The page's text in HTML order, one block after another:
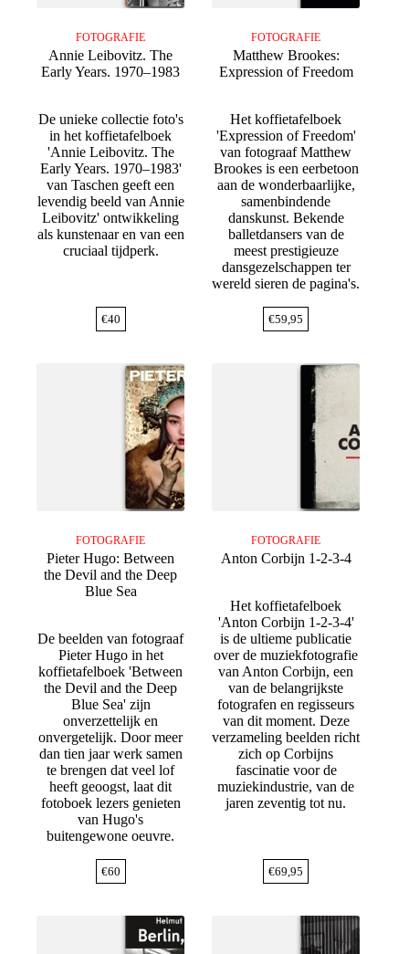
FOTOGRAFIE
Annie Leibovitz. The
Early Years. 1970–1983
De unieke collectie foto's
in het koffietafelboek
'Annie Leibovitz. The
Early Years. 1970–1983'
van Taschen geeft een
levendig beeld van Annie
Leibovitz' ontwikkeling
als kunstenaar en van een
cruciaal tijdperk.
€40
FOTOGRAFIE
Matthew Brookes:
Expression of Freedom
Het koffietafelboek
'Expression of Freedom'
van fotograaf Matthew
Brookes is een eerbetoon
aan de wonderbaarlijke,
samenbindende
danskunst. Bekende
balletdansers van de
meest prestigieuze
dansgezelschappen ter
wereld sieren de pagina's.
€59,95
FOTOGRAFIE
Pieter Hugo: Between
the Devil and the Deep
Blue Sea
De beelden van fotograaf
Pieter Hugo in het
koffietafelboek 'Between
the Devil and the Deep
Blue Sea' zijn
onverzettelijk en
onvergetelijk. Door meer
dan tien jaar werk samen
te brengen dat veel lof
heeft geoogst, laat dit
fotoboek lezers genieten
van Hugo's
buitengewone oeuvre.
€60
FOTOGRAFIE
Anton Corbijn 1-2-3-4
Het koffietafelboek
'Anton Corbijn 1-2-3-4'
is de ultieme publicatie
over de muziekfotografie
van Anton Corbijn, een
van de belangrijkste
fotografen en regisseurs
van dit moment. Deze
verzameling beelden richt
zich op Corbijns
fascinatie voor de
muziekindustrie, van de
jaren zeventig tot nu.
€69,95